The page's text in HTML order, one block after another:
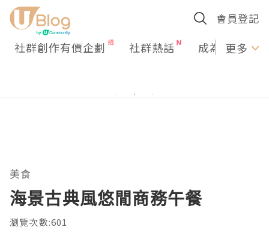
會員登記
社群創作有價企劃 社群熱話 成為U更多
美食
海景古典風悠閒商務午餐
瀏覽次數:601